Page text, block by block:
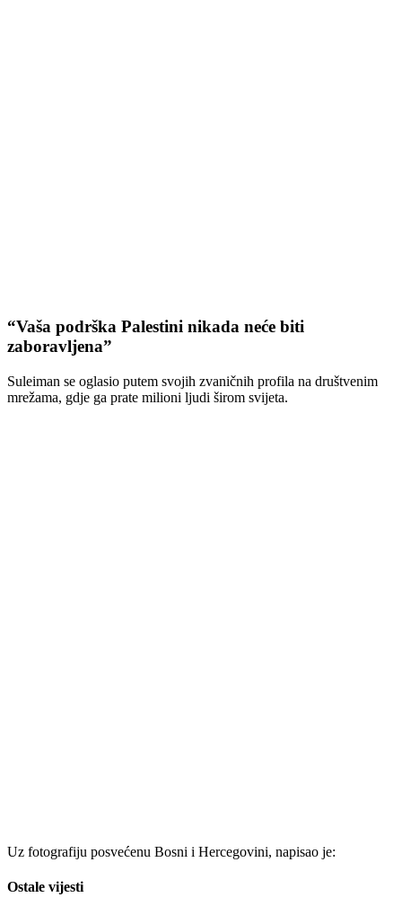
“Vaša podrška Palestini nikada neće biti
zaboravljena”
Suleiman se oglasio putem svojih zvaničnih profila na društvenim
mrežama, gdje ga prate milioni ljudi širom svijeta.
Uz fotografiju posvećenu Bosni i Hercegovini, napisao je:
Ostale vijesti